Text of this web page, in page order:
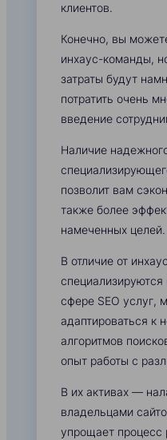
клиентов.
Конечно, вы
инхаус-команды,
затраты будут
потратить очень
введение
Наличие
позволит вам
также более
намеченных целей.
В отличие от
сфере SEO услуг,
адаптироваться к
алгоритмов
опыт работы с
В их активах —
владельцами
упрощает